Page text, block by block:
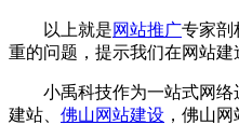
以上就是网站推广专家剖
重的问题，提示我们在网站建
小禹科技作为一站式网
建站、 佛山网站建设 ， 佛山网